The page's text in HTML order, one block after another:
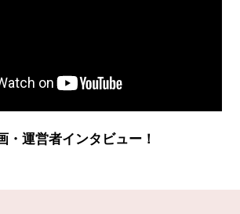
・運営者インタビュー！